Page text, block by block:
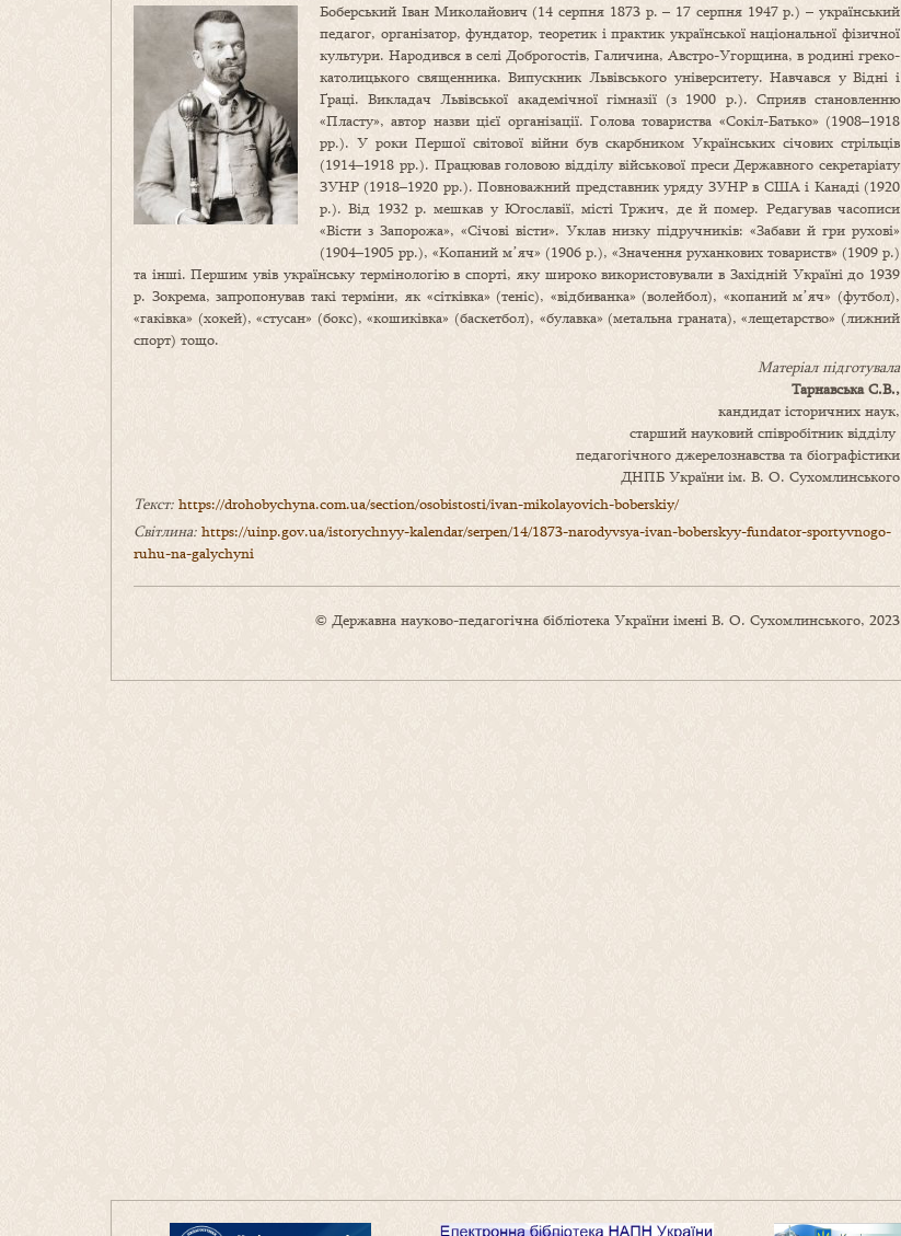
Боберський Іван Миколайович (14 серпня 1873 р. – 17 серпня 1947 р.) – український
педагог, організатор, фундатор, теоретик і практик української національної фізичної
культури. Народився в селі Доброгостів, Галичина, Австро-Угорщина, в родині греко-
католицького священника. Випускник Львівського університету. Навчався у Відні і
Ґраці. Викладач Львівської академічної гімназії (з 1900 р.). Сприяв становленню
«Пласту», автор назви цієї організації. Голова товариства «Сокіл-Батько» (1908–1918
рр.). У роки Першої світової війни був скарбником Українських січових стрільців
(1914–1918 рр.). Працював головою відділу військової преси Державного секретаріату
ЗУНР (1918–1920 рр.). Повноважний представник уряду ЗУНР в США і Канаді (1920
р.). Від 1932 р. мешкав у Югославії, місті Тржич, де й помер. Редагував часописи
«Вісти з Запорожа», «Січові вісти». Уклав низку підручників: «Забави й гри рухові»
(1904–1905 рр.), «Копаний мʼяч» (1906 р.), «Значення руханкових товариств» (1909 р.)
та інші. Першим увів українську термінологію в спорті, яку широко використовували в Західній Україні до 1939
р. Зокрема, запропонував такі терміни, як «сітківка» (теніс), «відбиванка» (волейбол), «копаний мʼяч» (футбол),
«гаківка» (хокей), «стусан» (бокс), «кошиківка» (баскетбол), «булавка» (метальна граната), «лещетарство» (лижний
спорт) тощо.
Матеріал підготувала
Тарнавська С.В.,
кандидат історичних наук,
старший науковий співробітник відділу
педагогічного джерелознавства та біографістики
ДНПБ України ім. В. О. Сухомлинського
Текст: https://drohobychyna.com.ua/section/osobistosti/ivan-mikolayovich-boberskiy/
Світлина: https://uinp.gov.ua/istorychnyy-kalendar/serpen/14/1873-narodyvsya-ivan-boberskyy-fundator-sportyvnogo-
ruhu-na-galychyni
© Державна науково-педагогічна бібліотека України імені В. О. Сухомлинського, 2023